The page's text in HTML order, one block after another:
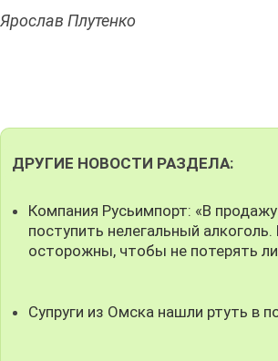
Ярослав Плутенко
ДРУГИЕ НОВОСТИ РАЗДЕЛА:
Компания Русьимпорт: «В
поступить нелегальный алкоголь.
осторожны, чтобы не потерять
Супруги из Омска нашли ртуть в